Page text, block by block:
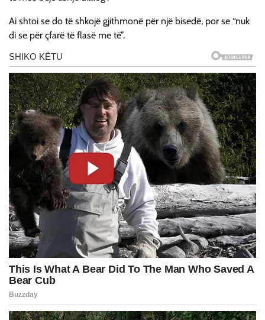
Ai shtoi se do të shkojë gjithmonë për një bisedë, por se “nuk
di se për çfarë të flasë me të”.